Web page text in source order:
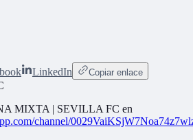
LinkedIn Copiar enlace
MIXTA | SEVILLA FC en
channel/